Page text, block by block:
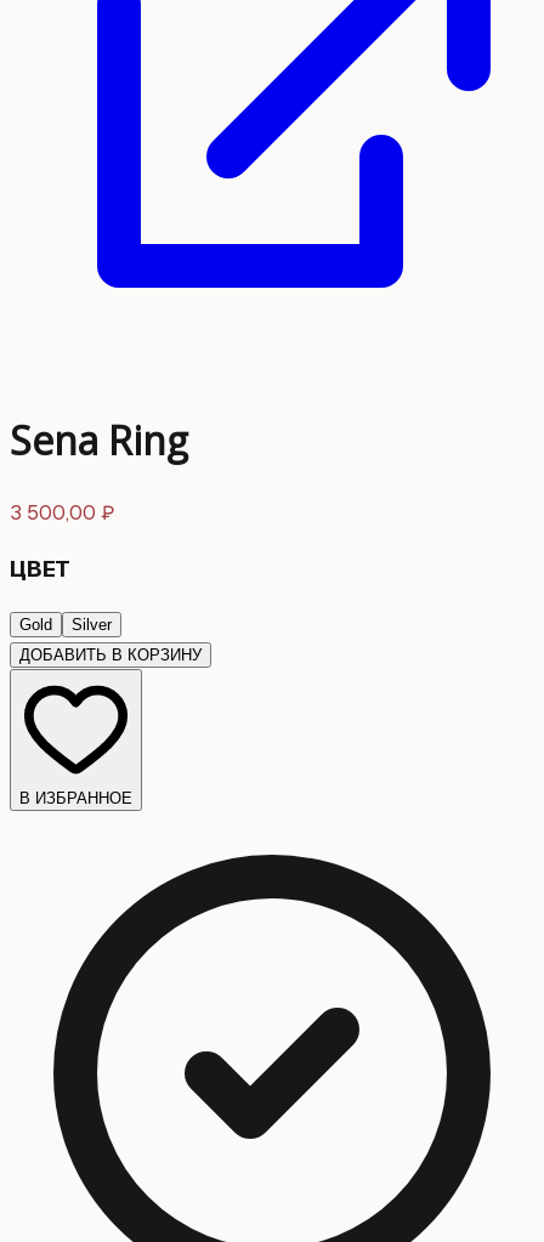
Sena Ring
3 500,00 ₽
ЦВЕТ
Gold
Silver
ДОБАВИТЬ В КОРЗИНУ
В ИЗБРАННОЕ